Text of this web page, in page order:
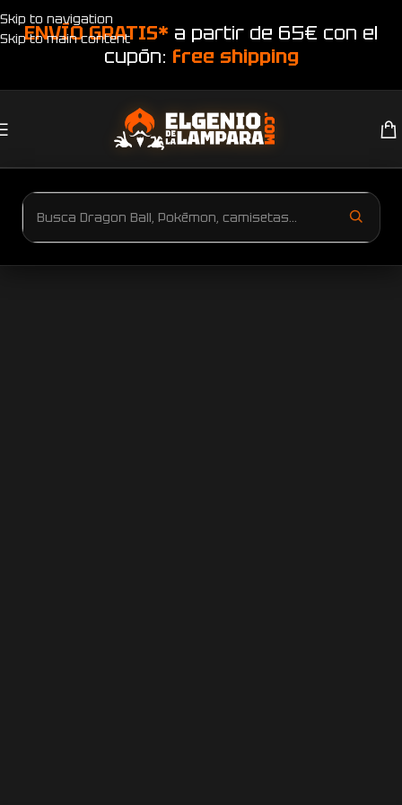
Skip to navigation
Skip to main content
ENVÍO GRATIS* a partir de 65€ con el
cupón: free shipping